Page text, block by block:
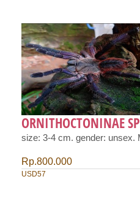
ORNITHOCTONINAE
size: 3-4 cm. gender: unsex.
Rp.800.000
USD57